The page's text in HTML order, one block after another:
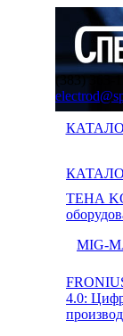
(383) 363-
ТЕНА
MIG-
4.0: